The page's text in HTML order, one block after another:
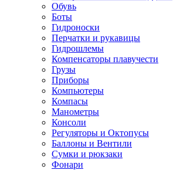
Обувь
Боты
Гидроноски
Перчатки и рукавицы
Гидрошлемы
Компенсаторы плавучести
Грузы
Приборы
Компьютеры
Компасы
Манометры
Консоли
Регуляторы и Октопусы
Баллоны и Вентили
Сумки и рюкзаки
Фонари